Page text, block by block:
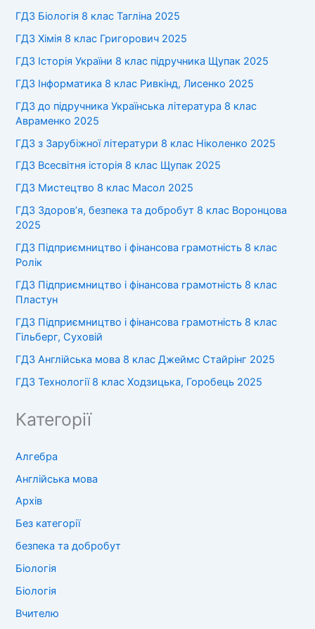
ГДЗ Біологія 8 клас Тагліна 2025
ГДЗ Хімія 8 клас Григорович 2025
ГДЗ Історія України 8 клас підручника Щупак 2025
ГДЗ Інформатика 8 клас Ривкінд, Лисенко 2025
ГДЗ до підручника Українська література 8 клас
Авраменко 2025
ГДЗ з Зарубіжної літератури 8 клас Ніколенко 2025
ГДЗ Всесвітня історія 8 клас Щупак 2025
ГДЗ Мистецтво 8 клас Масол 2025
ГДЗ Здоров’я, безпека та добробут 8 клас Воронцова
2025
ГДЗ Підприємництво і фінансова грамотність 8 клас
Ролік
ГДЗ Підприємництво і фінансова грамотність 8 клас
Пластун
ГДЗ Підприємництво і фінансова грамотність 8 клас
Гільберг, Суховій
ГДЗ Англійська мова 8 клас Джеймс Стайрінг 2025
ГДЗ Технології 8 клас Ходзицька, Горобець 2025
Категорії
Алгебра
Англійська мова
Архів
Без категорії
безпека та добробут
Біологія
Біологія
Вчителю